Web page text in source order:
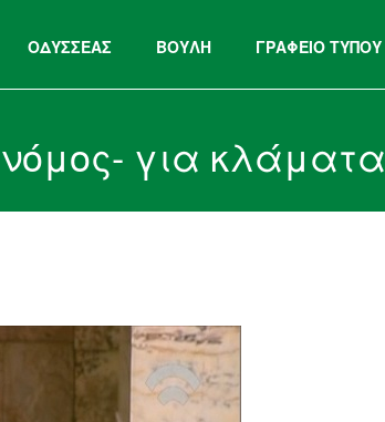
ΟΔΥΣΣΕΑΣ ΒΟΥΛΗ ΓΡΑΦΕΙΟ ΤΥΠΟΥ
για κλάματα